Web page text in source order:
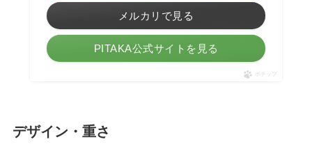
メルカリで見る
PITAKA公式サイトを見る
ポチップ
デザイン・重さ